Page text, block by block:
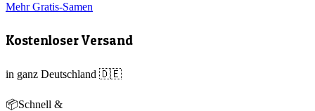
Mehr Gratis-Samen
Kostenloser Versand
in ganz Deutschland 🇩🇪
📦Schnell &